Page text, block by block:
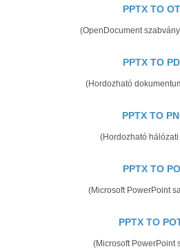
PPTX TO
(OpenDocument
PPTX TO
(Hordozható
PPTX TO
(Hordozható
PPTX TO
(Microsoft PowerPoint
PPTX TO
(Microsoft PowerPoint